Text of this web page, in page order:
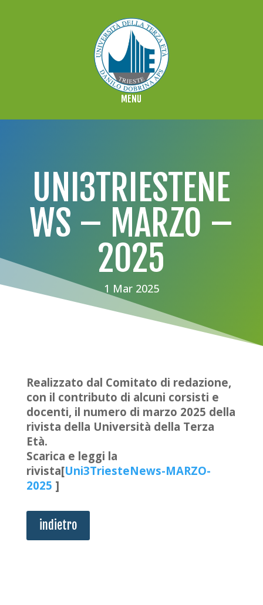
UNI3TRIESTENE
WS – MARZO –
2025
1 Mar 2025
Realizzato dal Comitato di redazione,
con il contributo di alcuni corsisti e
docenti, il numero di marzo 2025 della
rivista della Università della Terza
Età.
Scarica e leggi la
rivista[Uni3TriesteNews-MARZO-
2025 ]
indietro